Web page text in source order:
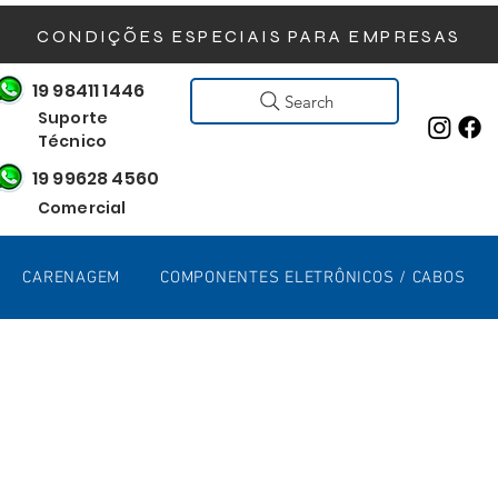
CONDIÇÕES ESPECIAIS PARA EMPRESAS
19 98411 1446
Suporte
Técnico
Search
19 99628 4560
Comercial
CARENAGEM COMPONENTES ELETRÔNICOS / CABOS